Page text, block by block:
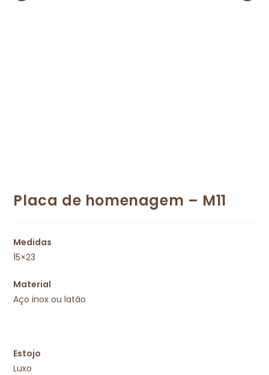
Placa de homenagem – M11
Medidas
15×23
Material
Aço inox ou latão
Estojo
Luxo